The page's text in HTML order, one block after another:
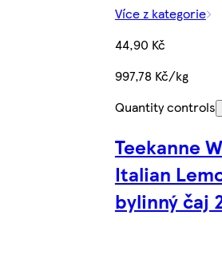
Více z kategorie
44,90 Kč
997,78 Kč/kg
Quantity controls
Teekanne
Italian
bylinný čaj